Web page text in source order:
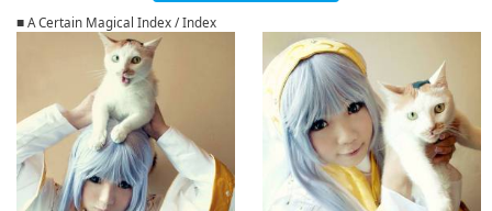
ภาษาไทย
tiéng Viêt
Bahasa Indonesia
■ A Certain Magical Index / Index